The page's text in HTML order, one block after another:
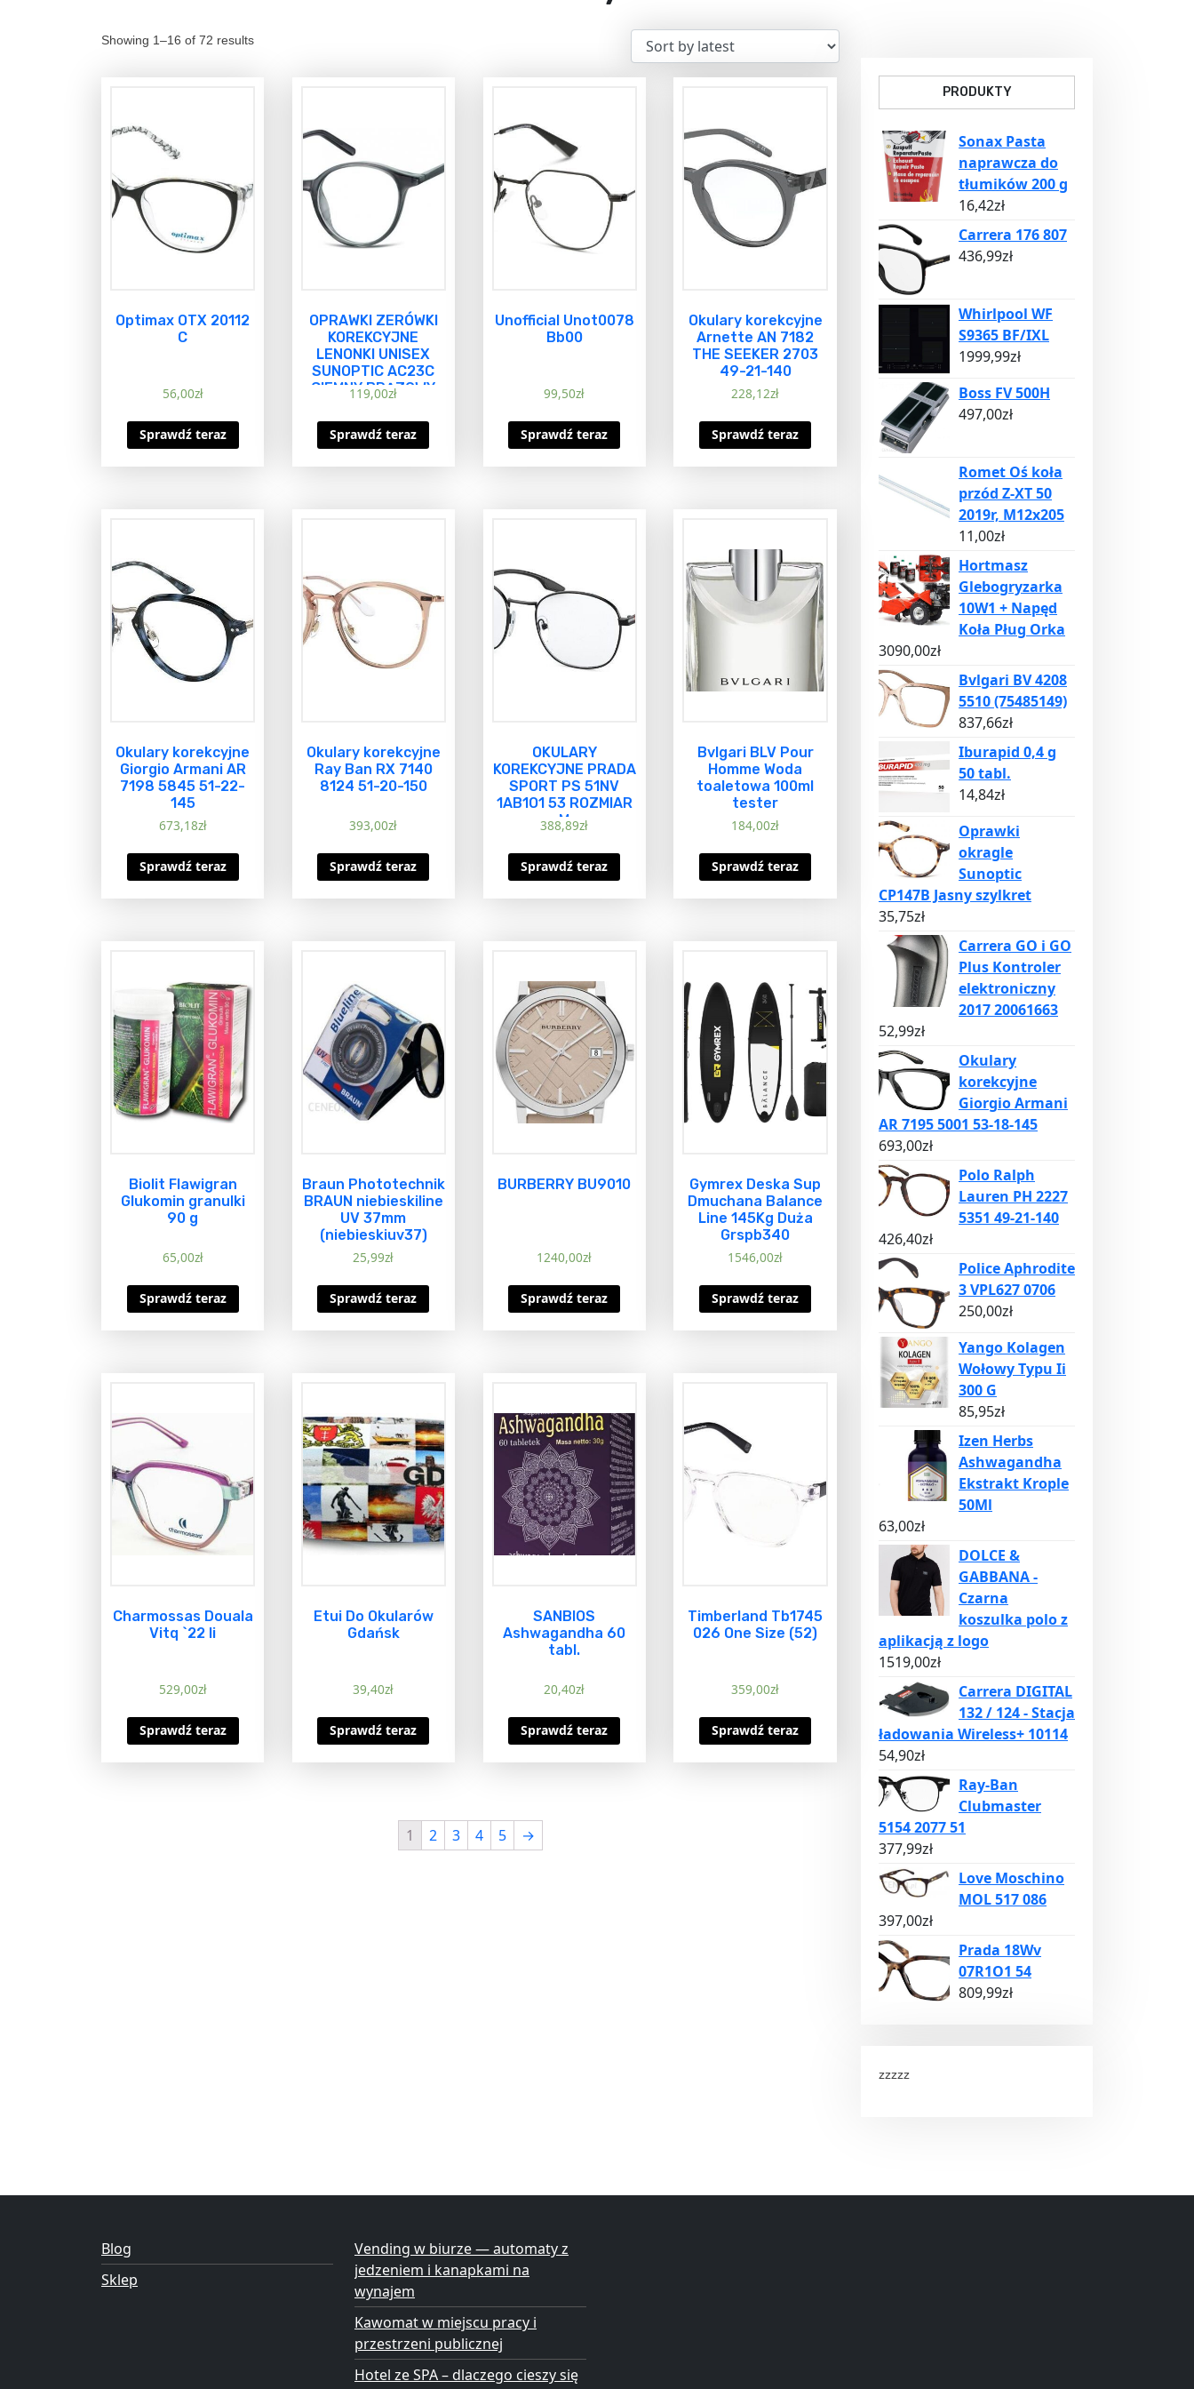
Showing 1–16 of 72 results
Optimax OTX 20112
C
56,00zł
Sprawdź teraz
OPRAWKI ZERÓWKI
KOREKCYJNE
LENONKI UNISEX
SUNOPTIC AC23C
CIEMNY BRĄZOWY
119,00zł
Sprawdź teraz
Unofficial Unot0078
Bb00
99,50zł
Sprawdź teraz
Okulary korekcyjne
Arnette AN 7182
THE SEEKER 2703
49-21-140
228,12zł
Sprawdź teraz
Okulary korekcyjne
Giorgio Armani AR
7198 5845 51-22-
145
673,18zł
Sprawdź teraz
Okulary korekcyjne
Ray Ban RX 7140
8124 51-20-150
393,00zł
Sprawdź teraz
OKULARY
KOREKCYJNE PRADA
SPORT PS 51NV
1AB1O1 53 ROZMIAR
M
388,89zł
Sprawdź teraz
Bvlgari BLV Pour
Homme Woda
toaletowa 100ml
tester
184,00zł
Sprawdź teraz
Biolit Flawigran
Glukomin granulki
90 g
65,00zł
Sprawdź teraz
Braun Phototechnik
BRAUN niebieskiline
UV 37mm
(niebieskiuv37)
25,99zł
Sprawdź teraz
BURBERRY BU9010
1240,00zł
Sprawdź teraz
Gymrex Deska Sup
Dmuchana Balance
Line 145Kg Duża
Grspb340
1546,00zł
Sprawdź teraz
Charmossas Douala
Vitq `22 Ii
529,00zł
Sprawdź teraz
Etui Do Okularów
Gdańsk
39,40zł
Sprawdź teraz
SANBIOS
Ashwagandha 60
tabl.
20,40zł
Sprawdź teraz
Timberland Tb1745
026 One Size (52)
359,00zł
Sprawdź teraz
1 2 3 4 5 →
PRODUKTY
Sonax Pasta
naprawcza do
tłumików 200 g
16,42zł
Carrera 176 807
436,99zł
Whirlpool WF
S9365 BF/IXL
1999,99zł
Boss FV 500H
497,00zł
Romet Oś koła
przód Z-XT 50
2019r, M12x205
11,00zł
Hortmasz
Glebogryzarka
10W1 + Napęd
Koła Pług Orka
3090,00zł
Bvlgari BV 4208
5510 (75485149)
837,66zł
Iburapid 0,4 g
50 tabl.
14,84zł
Oprawki
okragle
Sunoptic
CP147B Jasny szylkret
35,75zł
Carrera GO i GO
Plus Kontroler
elektroniczny
2017 20061663
52,99zł
Okulary
korekcyjne
Giorgio Armani
AR 7195 5001 53-18-145
693,00zł
Polo Ralph
Lauren PH 2227
5351 49-21-140
426,40zł
Police Aphrodite
3 VPL627 0706
250,00zł
Yango Kolagen
Wołowy Typu Ii
300 G
85,95zł
Izen Herbs
Ashwagandha
Ekstrakt Krople
50Ml
63,00zł
DOLCE &
GABBANA -
Czarna
koszulka polo z
aplikacją z logo
1519,00zł
Carrera DIGITAL
132 / 124 - Stacja
ładowania Wireless+ 10114
54,90zł
Ray-Ban
Clubmaster
5154 2077 51
377,99zł
Love Moschino
MOL 517 086
397,00zł
Prada 18Wv
07R1O1 54
809,99zł
zzzzz
Blog
Sklep
Vending w biurze — automaty z
jedzeniem i kanapkami na
wynajem
Kawomat w miejscu pracy i
przestrzeni publicznej
Hotel ze SPA – dlaczego cieszy się